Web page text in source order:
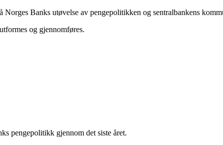
Banks utøvelse av pengepolitikken og sentralbankens
og gjennomføres.
pengepolitikk gjennom det siste året.